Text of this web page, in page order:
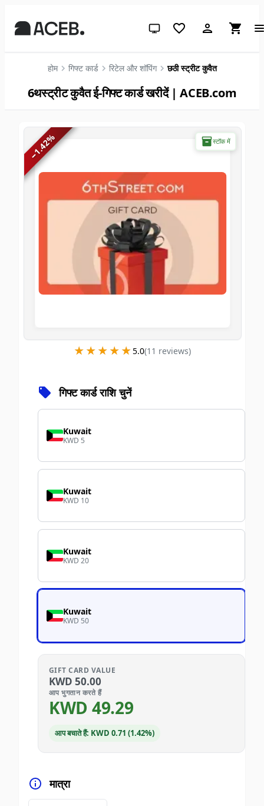
सिस्टम थीम (लाइट के लिए क्लिक करें)
होम गिफ्ट कार्ड रिटेल और शॉपिंग छठी स्ट्रीट कुवैत
6थस्ट्रीट कुवैत ई-गिफ्ट कार्ड खरीदें | ACEB.com
स्टॉक में
−
1.42
%
★★★★★
★★★★★5.0(11 reviews)
गिफ्ट कार्ड राशि चुनें
Kuwait
KWD 5
Kuwait
KWD 10
Kuwait
KWD 20
Kuwait
KWD 50
GIFT CARD VALUE
KWD 50.00
आप भुगतान करते हैं
KWD 49.29
आप बचाते हैं: KWD 0.71 (1.42%)
मात्रा